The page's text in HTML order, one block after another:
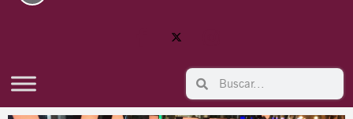
Search Search